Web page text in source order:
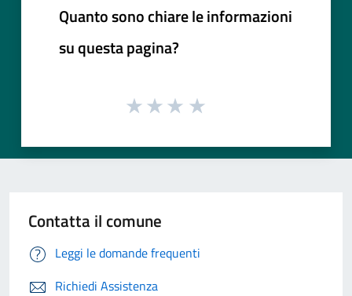
Quanto sono chiare le informazioni
su questa pagina?
Contatta il comune
Leggi le domande frequenti
Richiedi Assistenza